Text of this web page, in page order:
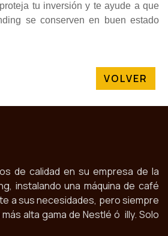
tu inversión y te ayude a que
se conserven en buen estado
VOLVER
de calidad en su empresa de la
instalando una máquina de café
a sus necesidades, pero siempre
alta gama de Nestlé ó illy. Solo